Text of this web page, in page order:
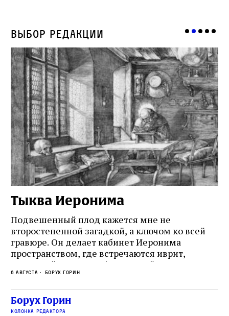
Выбор редакции
Тыква Иеронима
Подвешенный плод кажется мне не
второстепенной загадкой, а ключом ко всей
гравюре. Он делает кабинет Иеронима
пространством, где встречаются иврит,
греческий и латынь; буквальный смысл и
церковная традиция; филологическая
точность и понятность; переводчик,
убеждённый в необходимости исправления, и
читатель, воспринимающий исправление как
6 августа Борух Горин
Борух Горин
колонка редактора